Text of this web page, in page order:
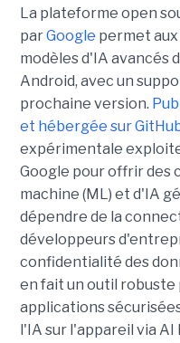
La plateforme open
parGoogle permet
modèles d'IA avancés
Android, avec un
prochaine version.
et hébergée sur
expérimentale
Google pour offrir des
machine (ML) et d'IA
dépendre de la
développeurs
confidentialité des
en fait un outil
applications
l'IA sur l'appareil via